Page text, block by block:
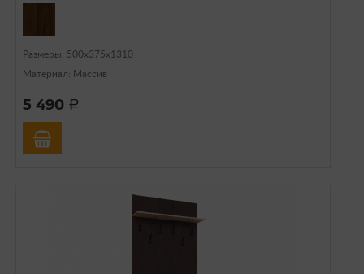
Размеры: 500x375x1310
Материал: Массив
5 490 a